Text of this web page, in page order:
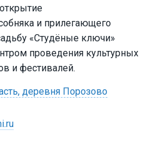
и прилегающего
«Студёные ключи»
проведения культурных
и фестивалей.
деревня Порозово